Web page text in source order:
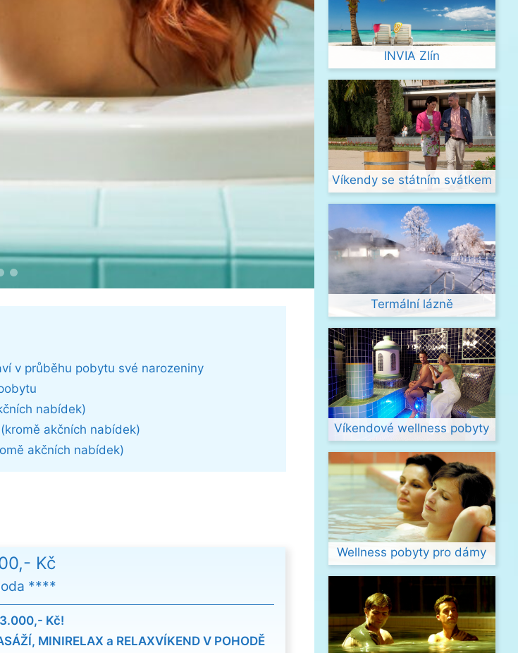
v průběhu pobytu své narozeniny
nabídek)
akčních nabídek)
akčních nabídek)
Kč
****
Kč!
MINIRELAX a RELAXVÍKEND V POHODĚ
INVIA Zlín
Víkendy se státním svátkem
Termální lázně
Víkendové wellness pobyty
Wellness pobyty pro dámy